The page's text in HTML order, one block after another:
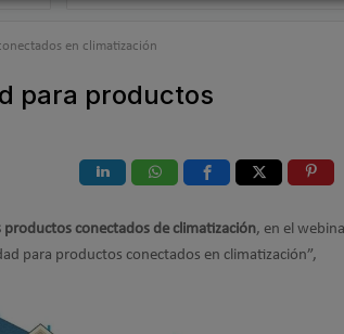
en climatización
para productos
productos conectados de climatización, en el
para productos conectados en climatización”,